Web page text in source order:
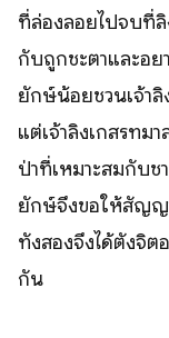
ที่ล่องลอยไปจบที่
กับถูกชะตาและอย
ยักษ์น้อยชวนเจ้าลิ
แต่เจ้าลิงเกสรทม
ป่าที่เหมาะสมกับช
ยักษ์จึงขอให้สัญญ
ทั้งสองจึงได้ตั้งจิต
กัน